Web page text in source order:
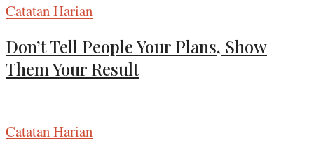
Catatan Harian
Don’t Tell People Your Plans, Show
Them Your Result
Catatan Harian